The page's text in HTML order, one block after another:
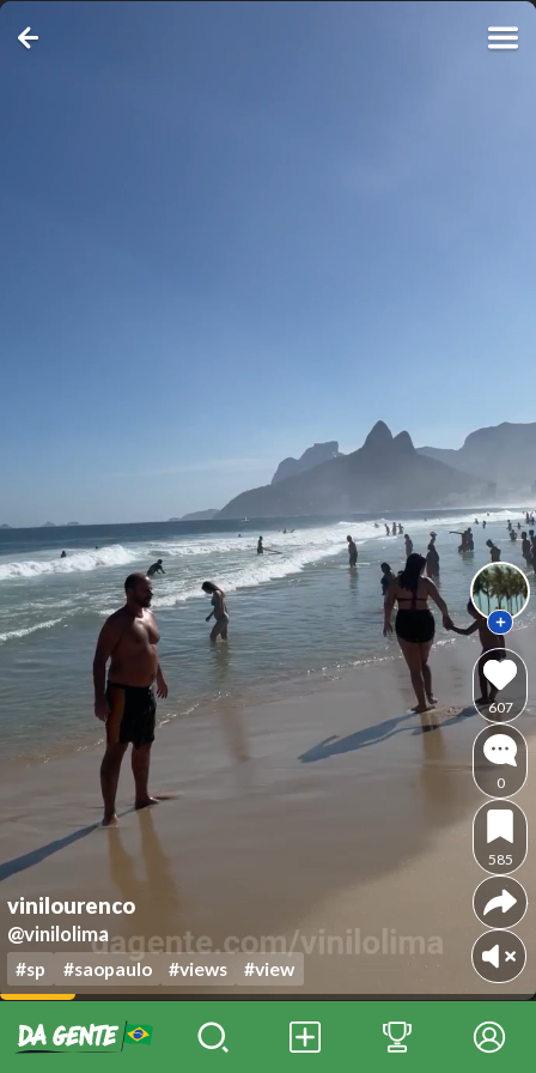
vinilourenco
@vinilolima
#sp #saopaulo #views #view
607
0
585